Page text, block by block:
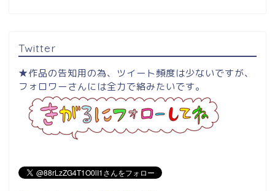
Twitter
★作品の告知用の為、ツイート頻度は少ないですが、
フォロワーさんには全力で絡みたいです。